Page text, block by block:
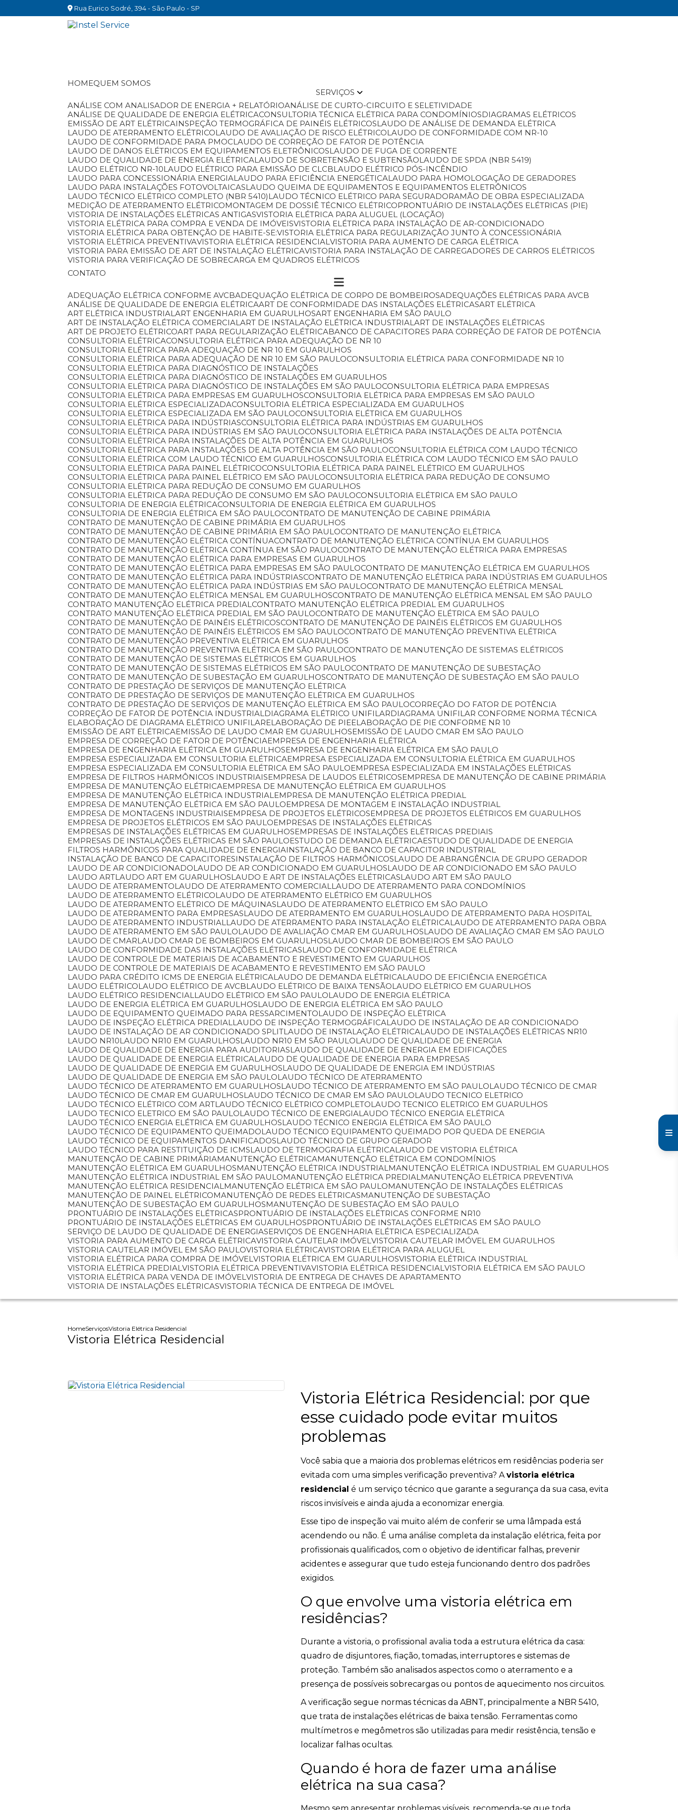
Rua Eurico Sodré, 394 - São Paulo - SP
HOME
QUEM SOMOS
SERVIÇOS
ANÁLISE COM ANALISADOR DE ENERGIA + RELATÓRIO
ANÁLISE DE CURTO-CIRCUITO E SELETIVIDADE
ANÁLISE DE QUALIDADE DE ENERGIA ELÉTRICA CONSULTORIA TÉCNICA ELÉTRICA PARA CONDOMÍNIOS
DIAGRAMAS ELÉTRICOS
EMISSÃO DE ART ELÉTRICA INSPEÇÃO TERMOGRÁFICA DE PAINÉIS ELÉTRICOS LAUDO DE ANÁLISE DE DEMANDA ELÉTRICA
LAUDO DE ATERRAMENTO ELÉTRICO LAUDO DE AVALIAÇÃO DE RISCO ELÉTRICO LAUDO DE CONFORMIDADE COM NR-10
LAUDO DE CONFORMIDADE PARA PMOC LAUDO DE CORREÇÃO DE FATOR DE POTÊNCIA
LAUDO DE DANOS ELÉTRICOS EM EQUIPAMENTOS ELETRÔNICOS LAUDO DE FUGA DE CORRENTE
LAUDO DE QUALIDADE DE ENERGIA ELÉTRICA LAUDO DE SOBRETENSÃO E SUBTENSÃO LAUDO DE SPDA (NBR 5419)
LAUDO ELÉTRICO NR-10 LAUDO ELÉTRICO PARA EMISSÃO DE CLCB LAUDO ELÉTRICO PÓS-INCÊNDIO
LAUDO PARA CONCESSIONÁRIA ENERGIA LAUDO PARA EFICIÊNCIA ENERGÉTICA LAUDO PARA HOMOLOGAÇÃO DE GERADORES
LAUDO PARA INSTALAÇÕES FOTOVOLTAICAS LAUDO QUEIMA DE EQUIPAMENTOS E EQUIPAMENTOS ELETRÔNICOS
LAUDO TÉCNICO ELÉTRICO COMPLETO (NBR 5410)
LAUDO TÉCNICO ELÉTRICO PARA SEGURADORA
MÃO DE OBRA ESPECIALIZADA
MEDIÇÃO DE ATERRAMENTO ELÉTRICO
MONTAGEM DE DOSSIÊ TÉCNICO ELÉTRICO
PRONTUÁRIO DE INSTALAÇÕES ELÉTRICAS (PIE)
VISTORIA DE INSTALAÇÕES ELÉTRICAS ANTIGAS VISTORIA ELÉTRICA PARA ALUGUEL (LOCAÇÃO)
VISTORIA ELÉTRICA PARA COMPRA E VENDA DE IMÓVEIS VISTORIA ELÉTRICA PARA INSTALAÇÃO DE AR-CONDICIONADO
VISTORIA ELÉTRICA PARA OBTENÇÃO DE HABITE-SE: VISTORIA ELÉTRICA PARA REGULARIZAÇÃO JUNTO À CONCESSIONÁRIA
VISTORIA ELÉTRICA PREVENTIVA VISTORIA ELÉTRICA RESIDENCIAL VISTORIA PARA AUMENTO DE CARGA ELÉTRICA
VISTORIA PARA EMISSÃO DE ART DE INSTALAÇÃO ELÉTRICA VISTORIA PARA INSTALAÇÃO DE CARREGADORES DE CARROS ELÉTRICOS
VISTORIA PARA VERIFICAÇÃO DE SOBRECARGA EM QUADROS ELÉTRICOS
CONTATO
ADEQUAÇÃO ELÉTRICA CONFORME AVCB ADEQUAÇÃO ELÉTRICA DE CORPO DE BOMBEIROS
ADEQUAÇÕES ELÉTRICAS PARA AVCB
ANÁLISE DE QUALIDADE DE ENERGIA ELÉTRICA
ART DE CONFORMIDADE DAS INSTALAÇÕES ELÉTRICAS
ART ELÉTRICA
ART ELÉTRICA INDUSTRIAL
ART ENGENHARIA EM GUARULHOS
ART ENGENHARIA EM SÃO PAULO
ART DE INSTALAÇÃO ELÉTRICA COMERCIAL
ART DE INSTALAÇÃO ELÉTRICA INDUSTRIAL
ART DE INSTALAÇÕES ELÉTRICAS
ART DE PROJETO ELÉTRICO
ART PARA REGULARIZAÇÃO ELÉTRICA
BANCO DE CAPACITORES PARA CORREÇÃO DE FATOR DE POTÊNCIA
CONSULTORIA ELÉTRICA CONSULTORIA ELÉTRICA PARA ADEQUAÇÃO DE NR 10
CONSULTORIA ELÉTRICA PARA ADEQUAÇÃO DE NR 10 EM GUARULHOS
CONSULTORIA ELÉTRICA PARA ADEQUAÇÃO DE NR 10 EM SÃO PAULO
CONSULTORIA ELÉTRICA PARA CONFORMIDADE NR 10
CONSULTORIA ELÉTRICA PARA DIAGNÓSTICO DE INSTALAÇÕES
CONSULTORIA ELÉTRICA PARA DIAGNÓSTICO DE INSTALAÇÕES EM GUARULHOS
CONSULTORIA ELÉTRICA PARA DIAGNÓSTICO DE INSTALAÇÕES EM SÃO PAULO
CONSULTORIA ELÉTRICA PARA EMPRESAS
CONSULTORIA ELÉTRICA PARA EMPRESAS EM GUARULHOS
CONSULTORIA ELÉTRICA PARA EMPRESAS EM SÃO PAULO
CONSULTORIA ELÉTRICA ESPECIALIZADA CONSULTORIA ELÉTRICA ESPECIALIZADA EM GUARULHOS
CONSULTORIA ELÉTRICA ESPECIALIZADA EM SÃO PAULO
CONSULTORIA ELÉTRICA EM GUARULHOS
CONSULTORIA ELÉTRICA PARA INDÚSTRIAS
CONSULTORIA ELÉTRICA PARA INDÚSTRIAS EM GUARULHOS
CONSULTORIA ELÉTRICA PARA INDÚSTRIAS EM SÃO PAULO
CONSULTORIA ELÉTRICA PARA INSTALAÇÕES DE ALTA POTÊNCIA
CONSULTORIA ELÉTRICA PARA INSTALAÇÕES DE ALTA POTÊNCIA EM GUARULHOS
CONSULTORIA ELÉTRICA PARA INSTALAÇÕES DE ALTA POTÊNCIA EM SÃO PAULO
CONSULTORIA ELÉTRICA COM LAUDO TÉCNICO
CONSULTORIA ELÉTRICA COM LAUDO TÉCNICO EM GUARULHOS
CONSULTORIA ELÉTRICA COM LAUDO TÉCNICO EM SÃO PAULO
CONSULTORIA ELÉTRICA PARA PAINEL ELÉTRICO
CONSULTORIA ELÉTRICA PARA PAINEL ELÉTRICO EM GUARULHOS
CONSULTORIA ELÉTRICA PARA PAINEL ELÉTRICO EM SÃO PAULO
CONSULTORIA ELÉTRICA PARA REDUÇÃO DE CONSUMO
CONSULTORIA ELÉTRICA PARA REDUÇÃO DE CONSUMO EM GUARULHOS
CONSULTORIA ELÉTRICA PARA REDUÇÃO DE CONSUMO EM SÃO PAULO
CONSULTORIA ELÉTRICA EM SÃO PAULO
CONSULTORIA DE ENERGIA ELÉTRICA CONSULTORIA DE ENERGIA ELÉTRICA EM GUARULHOS
CONSULTORIA DE ENERGIA ELÉTRICA EM SÃO PAULO
CONTRATO DE MANUTENÇÃO DE CABINE PRIMÁRIA
CONTRATO DE MANUTENÇÃO DE CABINE PRIMÁRIA EM GUARULHOS
CONTRATO DE MANUTENÇÃO DE CABINE PRIMÁRIA EM SÃO PAULO
CONTRATO DE MANUTENÇÃO ELÉTRICA
CONTRATO DE MANUTENÇÃO ELÉTRICA CONTÍNUA CONTRATO DE MANUTENÇÃO ELÉTRICA CONTÍNUA EM GUARULHOS
CONTRATO DE MANUTENÇÃO ELÉTRICA CONTÍNUA EM SÃO PAULO
CONTRATO DE MANUTENÇÃO ELÉTRICA PARA EMPRESAS
CONTRATO DE MANUTENÇÃO ELÉTRICA PARA EMPRESAS EM GUARULHOS
CONTRATO DE MANUTENÇÃO ELÉTRICA PARA EMPRESAS EM SÃO PAULO
CONTRATO DE MANUTENÇÃO ELÉTRICA EM GUARULHOS
CONTRATO DE MANUTENÇÃO ELÉTRICA PARA INDÚSTRIAS
CONTRATO DE MANUTENÇÃO ELÉTRICA PARA INDÚSTRIAS EM GUARULHOS
CONTRATO DE MANUTENÇÃO ELÉTRICA PARA INDÚSTRIAS EM SÃO PAULO
CONTRATO DE MANUTENÇÃO ELÉTRICA MENSAL
CONTRATO DE MANUTENÇÃO ELÉTRICA MENSAL EM GUARULHOS
CONTRATO DE MANUTENÇÃO ELÉTRICA MENSAL EM SÃO PAULO
CONTRATO MANUTENÇÃO ELÉTRICA PREDIAL CONTRATO MANUTENÇÃO ELÉTRICA PREDIAL EM GUARULHOS
CONTRATO MANUTENÇÃO ELÉTRICA PREDIAL EM SÃO PAULO
CONTRATO DE MANUTENÇÃO ELÉTRICA EM SÃO PAULO
CONTRATO DE MANUTENÇÃO DE PAINÉIS ELÉTRICOS
CONTRATO DE MANUTENÇÃO DE PAINÉIS ELÉTRICOS EM GUARULHOS
CONTRATO DE MANUTENÇÃO DE PAINÉIS ELÉTRICOS EM SÃO PAULO
CONTRATO DE MANUTENÇÃO PREVENTIVA ELÉTRICA
CONTRATO DE MANUTENÇÃO PREVENTIVA ELÉTRICA EM GUARULHOS
CONTRATO DE MANUTENÇÃO PREVENTIVA ELÉTRICA EM SÃO PAULO
CONTRATO DE MANUTENÇÃO DE SISTEMAS ELÉTRICOS
CONTRATO DE MANUTENÇÃO DE SISTEMAS ELÉTRICOS EM GUARULHOS
CONTRATO DE MANUTENÇÃO DE SISTEMAS ELÉTRICOS EM SÃO PAULO
CONTRATO DE MANUTENÇÃO DE SUBESTAÇÃO
CONTRATO DE MANUTENÇÃO DE SUBESTAÇÃO EM GUARULHOS
CONTRATO DE MANUTENÇÃO DE SUBESTAÇÃO EM SÃO PAULO
CONTRATO DE PRESTAÇÃO DE SERVIÇOS DE MANUTENÇÃO ELÉTRICA
CONTRATO DE PRESTAÇÃO DE SERVIÇOS DE MANUTENÇÃO ELÉTRICA EM GUARULHOS
CONTRATO DE PRESTAÇÃO DE SERVIÇOS DE MANUTENÇÃO ELÉTRICA EM SÃO PAULO
CORREÇÃO DO FATOR DE POTÊNCIA
CORREÇÃO DE FATOR DE POTÊNCIA INDUSTRIAL
DIAGRAMA ELÉTRICO UNIFILAR
DIAGRAMA UNIFILAR CONFORME NORMA TÉCNICA
ELABORAÇÃO DE DIAGRAMA ELÉTRICO UNIFILAR
ELABORAÇÃO DE PIE ELABORAÇÃO DE PIE CONFORME NR 10
EMISSÃO DE ART ELÉTRICA EMISSÃO DE LAUDO CMAR EM GUARULHOS
EMISSÃO DE LAUDO CMAR EM SÃO PAULO
EMPRESA DE CORREÇÃO DE FATOR DE POTÊNCIA EMPRESA DE ENGENHARIA ELÉTRICA
EMPRESA DE ENGENHARIA ELÉTRICA EM GUARULHOS
EMPRESA DE ENGENHARIA ELÉTRICA EM SÃO PAULO
EMPRESA ESPECIALIZADA EM CONSULTORIA ELÉTRICA EMPRESA ESPECIALIZADA EM CONSULTORIA ELÉTRICA EM GUARULHOS
EMPRESA ESPECIALIZADA EM CONSULTORIA ELÉTRICA EM SÃO PAULO
EMPRESA ESPECIALIZADA EM INSTALAÇÕES ELÉTRICAS
EMPRESA DE FILTROS HARMÔNICOS INDUSTRIAIS
EMPRESA DE LAUDOS ELÉTRICOS
EMPRESA DE MANUTENÇÃO DE CABINE PRIMÁRIA
EMPRESA DE MANUTENÇÃO ELÉTRICA EMPRESA DE MANUTENÇÃO ELÉTRICA EM GUARULHOS
EMPRESA DE MANUTENÇÃO ELÉTRICA INDUSTRIAL EMPRESA DE MANUTENÇÃO ELÉTRICA PREDIAL
EMPRESA DE MANUTENÇÃO ELÉTRICA EM SÃO PAULO
EMPRESA DE MONTAGEM E INSTALAÇÃO INDUSTRIAL
EMPRESA DE MONTAGENS INDUSTRIAIS
EMPRESA DE PROJETOS ELÉTRICOS
EMPRESA DE PROJETOS ELÉTRICOS EM GUARULHOS
EMPRESA DE PROJETOS ELÉTRICOS EM SÃO PAULO
EMPRESAS DE INSTALAÇÕES ELÉTRICAS
EMPRESAS DE INSTALAÇÕES ELÉTRICAS EM GUARULHOS
EMPRESAS DE INSTALAÇÕES ELÉTRICAS PREDIAIS
EMPRESAS DE INSTALAÇÕES ELÉTRICAS EM SÃO PAULO
ESTUDO DE DEMANDA ELÉTRICA ESTUDO DE QUALIDADE DE ENERGIA
FILTROS HARMÔNICOS PARA QUALIDADE DE ENERGIA INSTALAÇÃO DE BANCO DE CAPACITOR INDUSTRIAL
INSTALAÇÃO DE BANCO DE CAPACITORES INSTALAÇÃO DE FILTROS HARMÔNICOS LAUDO DE ABRANGÊNCIA DE GRUPO GERADOR
LAUDO DE AR CONDICIONADO LAUDO DE AR CONDICIONADO EM GUARULHOS LAUDO DE AR CONDICIONADO EM SÃO PAULO
LAUDO ART LAUDO ART EM GUARULHOS LAUDO E ART DE INSTALAÇÕES ELÉTRICAS LAUDO ART EM SÃO PAULO
LAUDO DE ATERRAMENTO LAUDO DE ATERRAMENTO COMERCIAL LAUDO DE ATERRAMENTO PARA CONDOMÍNIOS
LAUDO DE ATERRAMENTO ELÉTRICO LAUDO DE ATERRAMENTO ELÉTRICO EM GUARULHOS
LAUDO DE ATERRAMENTO ELÉTRICO DE MÁQUINAS LAUDO DE ATERRAMENTO ELÉTRICO EM SÃO PAULO
LAUDO DE ATERRAMENTO PARA EMPRESAS LAUDO DE ATERRAMENTO EM GUARULHOS LAUDO DE ATERRAMENTO PARA HOSPITAL
LAUDO DE ATERRAMENTO INDUSTRIAL LAUDO DE ATERRAMENTO PARA INSTALAÇÃO ELÉTRICA LAUDO DE ATERRAMENTO PARA OBRA
LAUDO DE ATERRAMENTO EM SÃO PAULO LAUDO DE AVALIAÇÃO CMAR EM GUARULHOS LAUDO DE AVALIAÇÃO CMAR EM SÃO PAULO
LAUDO DE CMAR LAUDO CMAR DE BOMBEIROS EM GUARULHOS LAUDO CMAR DE BOMBEIROS EM SÃO PAULO
LAUDO DE CONFORMIDADE DAS INSTALAÇÕES ELÉTRICAS LAUDO DE CONFORMIDADE ELÉTRICA
LAUDO DE CONTROLE DE MATERIAIS DE ACABAMENTO E REVESTIMENTO EM GUARULHOS
LAUDO DE CONTROLE DE MATERIAIS DE ACABAMENTO E REVESTIMENTO EM SÃO PAULO
LAUDO PARA CRÉDITO ICMS DE ENERGIA ELÉTRICA LAUDO DE DEMANDA ELÉTRICA LAUDO DE EFICIÊNCIA ENERGÉTICA
LAUDO ELÉTRICO LAUDO ELÉTRICO DE AVCB LAUDO ELÉTRICO DE BAIXA TENSÃO LAUDO ELÉTRICO EM GUARULHOS
LAUDO ELÉTRICO RESIDENCIAL LAUDO ELÉTRICO EM SÃO PAULO LAUDO DE ENERGIA ELÉTRICA
LAUDO DE ENERGIA ELÉTRICA EM GUARULHOS LAUDO DE ENERGIA ELÉTRICA EM SÃO PAULO
LAUDO DE EQUIPAMENTO QUEIMADO PARA RESSARCIMENTO LAUDO DE INSPEÇÃO ELÉTRICA
LAUDO DE INSPEÇÃO ELÉTRICA PREDIAL LAUDO DE INSPEÇÃO TERMOGRÁFICA LAUDO DE INSTALAÇÃO DE AR CONDICIONADO
LAUDO DE INSTALAÇÃO DE AR CONDICIONADO SPLIT LAUDO DE INSTALAÇÃO ELÉTRICA LAUDO DE INSTALAÇÕES ELÉTRICAS NR10
LAUDO NR10 LAUDO NR10 EM GUARULHOS LAUDO NR10 EM SÃO PAULO LAUDO DE QUALIDADE DE ENERGIA
LAUDO DE QUALIDADE DE ENERGIA PARA AUDITORIAS LAUDO DE QUALIDADE DE ENERGIA EM EDIFICAÇÕES
LAUDO DE QUALIDADE DE ENERGIA ELÉTRICA LAUDO DE QUALIDADE DE ENERGIA PARA EMPRESAS
LAUDO DE QUALIDADE DE ENERGIA EM GUARULHOS LAUDO DE QUALIDADE DE ENERGIA EM INDÚSTRIAS
LAUDO DE QUALIDADE DE ENERGIA EM SÃO PAULO LAUDO TÉCNICO DE ATERRAMENTO
LAUDO TÉCNICO DE ATERRAMENTO EM GUARULHOS LAUDO TÉCNICO DE ATERRAMENTO EM SÃO PAULO LAUDO TÉCNICO DE CMAR
LAUDO TÉCNICO DE CMAR EM GUARULHOS LAUDO TÉCNICO DE CMAR EM SÃO PAULO LAUDO TECNICO ELETRICO
LAUDO TÉCNICO ELÉTRICO COM ART LAUDO TÉCNICO ELÉTRICO COMPLETO LAUDO TECNICO ELETRICO EM GUARULHOS
LAUDO TECNICO ELETRICO EM SÃO PAULO LAUDO TÉCNICO DE ENERGIA LAUDO TÉCNICO ENERGIA ELÉTRICA
LAUDO TÉCNICO ENERGIA ELÉTRICA EM GUARULHOS LAUDO TÉCNICO ENERGIA ELÉTRICA EM SÃO PAULO
LAUDO TÉCNICO DE EQUIPAMENTO QUEIMADO LAUDO TÉCNICO EQUIPAMENTO QUEIMADO POR QUEDA DE ENERGIA
LAUDO TÉCNICO DE EQUIPAMENTOS DANIFICADOS LAUDO TÉCNICO DE GRUPO GERADOR
LAUDO TÉCNICO PARA RESTITUIÇÃO DE ICMS LAUDO DE TERMOGRAFIA ELÉTRICA LAUDO DE VISTORIA ELÉTRICA
MANUTENÇÃO DE CABINE PRIMÁRIA
MANUTENÇÃO ELÉTRICA
MANUTENÇÃO ELÉTRICA EM CONDOMÍNIOS
MANUTENÇÃO ELÉTRICA EM GUARULHOS
MANUTENÇÃO ELÉTRICA INDUSTRIAL
MANUTENÇÃO ELÉTRICA INDUSTRIAL EM GUARULHOS
MANUTENÇÃO ELÉTRICA INDUSTRIAL EM SÃO PAULO
MANUTENÇÃO ELÉTRICA PREDIAL
MANUTENÇÃO ELÉTRICA PREVENTIVA
MANUTENÇÃO ELÉTRICA RESIDENCIAL
MANUTENÇÃO ELÉTRICA EM SÃO PAULO
MANUTENÇÃO DE INSTALAÇÕES ELÉTRICAS
MANUTENÇÃO DE PAINEL ELÉTRICO
MANUTENÇÃO DE REDES ELÉTRICAS
MANUTENÇÃO DE SUBESTAÇÃO
MANUTENÇÃO DE SUBESTAÇÃO EM GUARULHOS
MANUTENÇÃO DE SUBESTAÇÃO EM SÃO PAULO
PRONTUÁRIO DE INSTALAÇÕES ELÉTRICAS
PRONTUÁRIO DE INSTALAÇÕES ELÉTRICAS CONFORME NR10
PRONTUÁRIO DE INSTALAÇÕES ELÉTRICAS EM GUARULHOS
PRONTUÁRIO DE INSTALAÇÕES ELÉTRICAS EM SÃO PAULO
SERVIÇO DE LAUDO DE QUALIDADE DE ENERGIA SERVIÇOS DE ENGENHARIA ELÉTRICA ESPECIALIZADA
VISTORIA PARA AUMENTO DE CARGA ELÉTRICA VISTORIA CAUTELAR IMÓVEL VISTORIA CAUTELAR IMÓVEL EM GUARULHOS
VISTORIA CAUTELAR IMÓVEL EM SÃO PAULO VISTORIA ELÉTRICA VISTORIA ELÉTRICA PARA ALUGUEL
VISTORIA ELÉTRICA PARA COMPRA DE IMÓVEL VISTORIA ELÉTRICA EM GUARULHOS VISTORIA ELÉTRICA INDUSTRIAL
VISTORIA ELÉTRICA PREDIAL VISTORIA ELÉTRICA PREVENTIVA VISTORIA ELÉTRICA RESIDENCIAL VISTORIA ELÉTRICA EM SÃO PAULO
VISTORIA ELÉTRICA PARA VENDA DE IMÓVEL VISTORIA DE ENTREGA DE CHAVES DE APARTAMENTO
VISTORIA DE INSTALAÇÕES ELÉTRICAS VISTORIA TÉCNICA DE ENTREGA DE IMÓVEL
HomeServiçosVistoria Elétrica Residencial
Vistoria Elétrica Residencial
Vistoria Elétrica Residencial: por que
esse cuidado pode evitar muitos
problemas
Você sabia que a maioria dos problemas elétricos em residências poderia ser
evitada com uma simples verificação preventiva? Avistoria elétrica
residencial é um serviço técnico que garante a segurança da sua casa, evita
riscos invisíveis e ainda ajuda a economizar energia.
Esse tipo de inspeção vai muito além de conferir se uma lâmpada está
acendendo ou não. É uma análise completa da instalação elétrica, feita por
profissionais qualificados, com o objetivo de identificar falhas, prevenir
acidentes e assegurar que tudo esteja funcionando dentro dos padrões
exigidos.
O que envolve uma vistoria elétrica em
residências?
Durante a vistoria, o profissional avalia toda a estrutura elétrica da casa:
quadro de disjuntores, fiação, tomadas, interruptores e sistemas de
proteção. Também são analisados aspectos como o aterramento e a
presença de possíveis sobrecargas ou pontos de aquecimento nos circuitos.
A verificação segue normas técnicas da ABNT, principalmente a NBR 5410,
que trata de instalações elétricas de baixa tensão. Ferramentas como
multímetros e megômetros são utilizadas para medir resistência, tensão e
localizar falhas ocultas.
Quando é hora de fazer uma análise
elétrica na sua casa?